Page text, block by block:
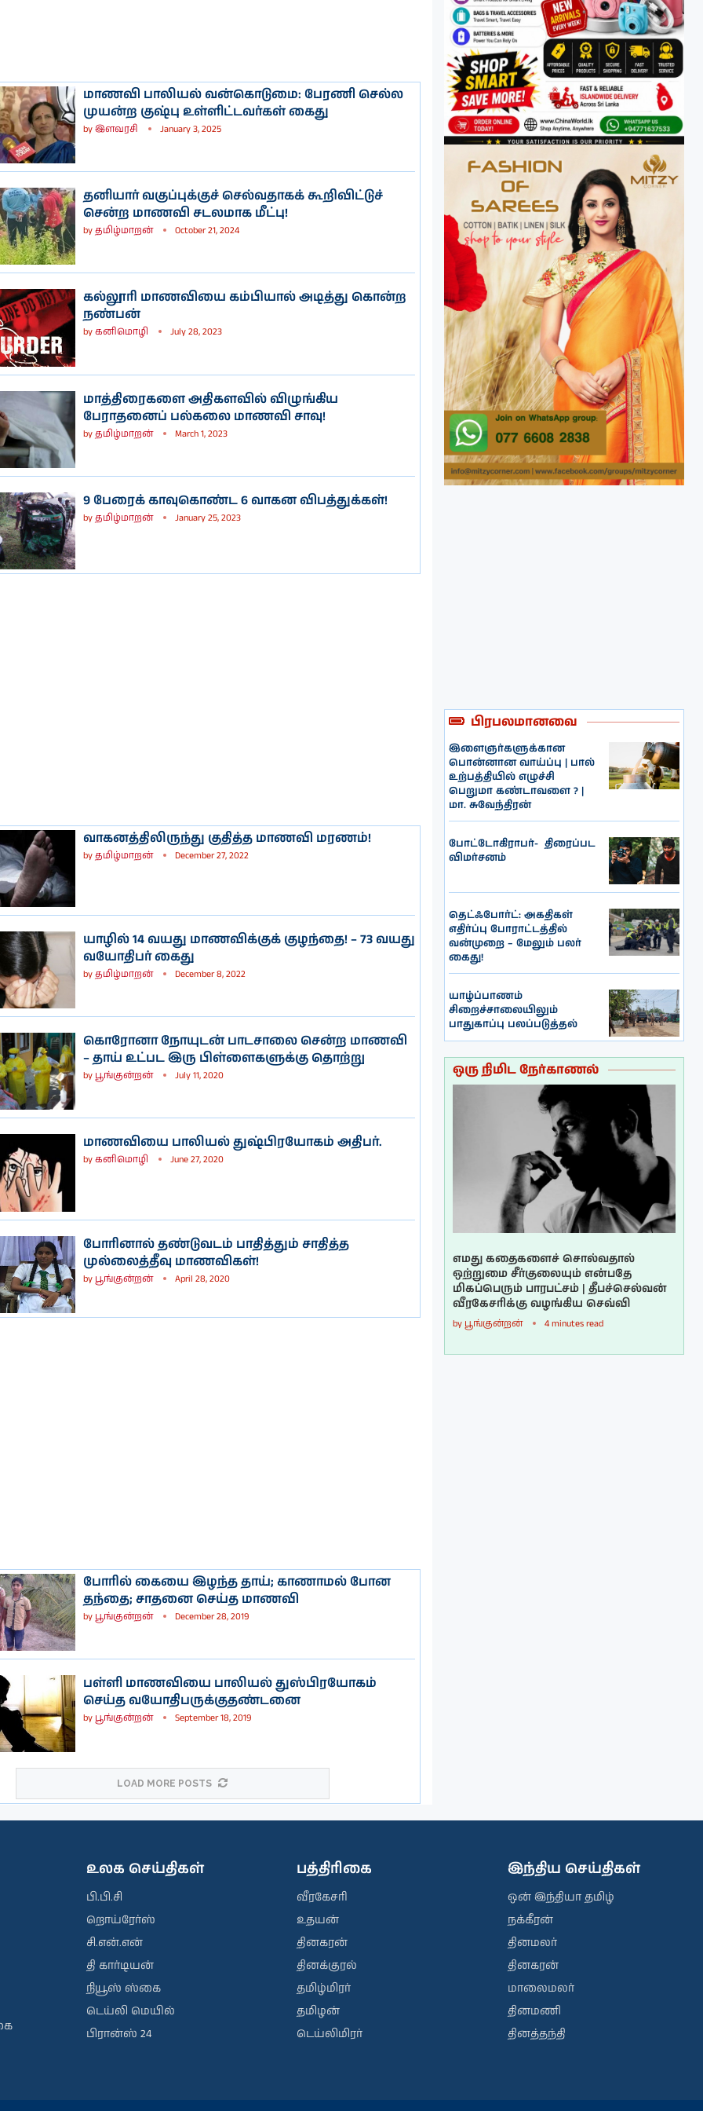
மாணவி பாலியல் வன்கொடுமை: பேரணி செல்ல
முயன்ற குஷ்பு உள்ளிட்டவர்கள் கைது
byஇளவரசி January 3, 2025
தனியார் வகுப்புக்குச் செல்வதாகக் கூறிவிட்டுச்
சென்ற மாணவி சடலமாக மீட்பு!
byதமிழ்மாறன் October 21, 2024
கல்லூரி மாணவியை கம்பியால் அடித்து கொன்ற
நண்பன்
byகனிமொழி July 28, 2023
மாத்திரைகளை அதிகளவில் விழுங்கிய
பேராதனைப் பல்கலை மாணவி சாவு!
byதமிழ்மாறன் March 1, 2023
9 பேரைக் காவுகொண்ட 6 வாகன விபத்துக்கள்!
byதமிழ்மாறன் January 25, 2023
வாகனத்திலிருந்து குதித்த மாணவி மரணம்!
byதமிழ்மாறன் December 27, 2022
யாழில் 14 வயது மாணவிக்குக் குழந்தை! – 73 வயது
வயோதிபர் கைது
byதமிழ்மாறன் December 8, 2022
கொரோனா நோயுடன் பாடசாலை சென்ற மாணவி
– தாய் உட்பட இரு பிள்ளைகளுக்கு தொற்று
by பூங்குன்றன் July 11, 2020
மாணவியை பாலியல் துஷ்பிரயோகம் அதிபர்.
byகனிமொழி June 27, 2020
போரினால் தண்டுவடம் பாதித்தும் சாதித்த
முல்லைத்தீவு மாணவிகள்!
by பூங்குன்றன் April 28, 2020
போரில் கையை இழந்த தாய்; காணாமல் போன
தந்தை; சாதனை செய்த மாணவி
by பூங்குன்றன் December 28, 2019
பள்ளி மாணவியை பாலியல் துஸ்பிரயோகம்
செய்த வயோதிபருக்குதண்டனை
by பூங்குன்றன் September 18, 2019
LOAD MORE POSTS
பிரபலமானவை
இளைஞர்களுக்கான
பொன்னான வாய்ப்பு | பால்
உற்பத்தியில் எழுச்சி
பெறுமா கண்டாவளை ? |
மா. சுவேந்திரன்
போட்டோகிராபர்- ‌ திரைப்பட
விமர்சனம்
தெட்ஃபோர்ட்: அகதிகள்
எதிர்ப்பு போராட்டத்தில்
வன்முறை – மேலும் பலர்
கைது!
யாழ்ப்பாணம்
சிறைச்சாலையிலும்
பாதுகாப்பு பலப்படுத்தல்
ஒரு நிமிட நேர்காணல்
எமது கதைகளைச் சொல்வதால்
ஒற்றுமை சீர்குலையும் என்பதே
மிகப்பெரும் பாரபட்சம் | தீபச்செல்வன்
வீரகேசரிக்கு வழங்கிய செவ்வி
by பூங்குன்றன் 4 minutes read
உலக செய்திகள்
பி.பி.சி
றொய்ரேர்ஸ்
சி.என்.என்
தி கார்டியன்
நியூஸ் ஸ்கை
டெய்லி மெயில்
பிரான்ஸ் 24
பத்திரிகை
வீரகேசரி
உதயன்
தினகரன்
தினக்குரல்
தமிழ்மிரர்
தமிழன்
டெய்லிமிரர்
இந்திய செய்திகள்
ஒன் இந்தியா தமிழ்
நக்கீரன்
தினமலர்
தினகரன்
மாலைமலர்
தினமணி
தினத்தந்தி